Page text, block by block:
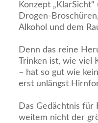
Konzept
Drogen-
Alkohol und dem
Denn das reine
Trinken ist, wie viel
– hat so gut wie
erst unlängst
Das Gedächtnis für
weitem nicht der